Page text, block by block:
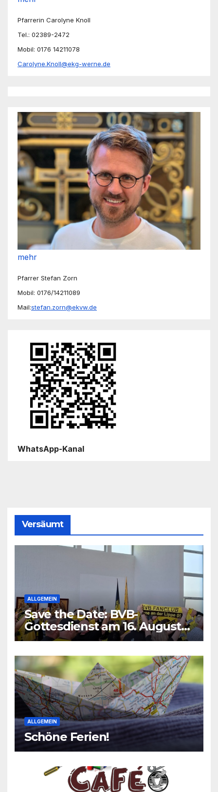
Pfarrerin Carolyne Knoll
Tel.: 02389-2472
Mobil: 0176 14211078
Carolyne.Knoll@ekg-werne.de
mehr
Pfarrer Stefan Zorn
Mobil: 0176/14211089
Mail:stefan.zorn@ekvw.de
WhatsApp-Kanal
Versäumt
ALLGEMEIN
Save the Date: BVB-
Gottesdienst am 16. August
2026
ALLGEMEIN
Schöne Ferien!